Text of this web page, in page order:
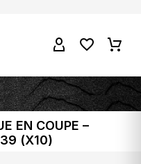
EN COUPE –
(X10)